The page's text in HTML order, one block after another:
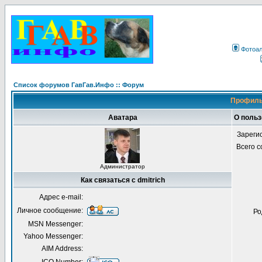
Список форумов ГавГав.Инфо :: Форум
Аватара О
Администратор
Всего
Как связаться с dmitrich
Адрес e-mail:
Личное сообщение:
MSN Messenger:
Yahoo Messenger:
AIM Address: